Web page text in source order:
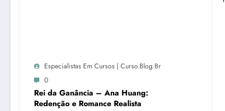
Especialistas Em Cursos | Curso.blog.br
0
Rei da Ganância – Ana Huang:
Redenção e Romance Realista